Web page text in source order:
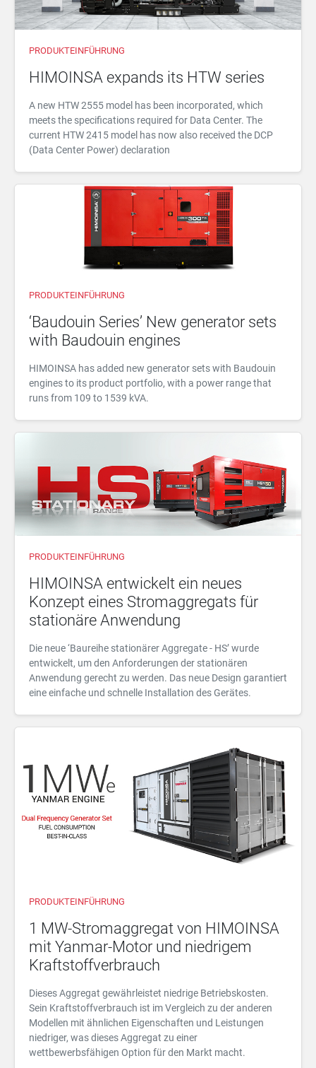
PRODUKTEINFÜHRUNG
HIMOINSA expands its HTW series
A new HTW 2555 model has been incorporated, which
meets the specifications required for Data Center. The
current HTW 2415 model has now also received the DCP
(Data Center Power) declaration
PRODUKTEINFÜHRUNG
‘Baudouin Series’ New generator sets
with Baudouin engines
HIMOINSA has added new generator sets with Baudouin
engines to its product portfolio, with a power range that
runs from 109 to 1539 kVA.
PRODUKTEINFÜHRUNG
HIMOINSA entwickelt ein neues
Konzept eines Stromaggregats für
stationäre Anwendung
Die neue ‘Baureihe stationärer Aggregate - HS’ wurde
entwickelt, um den Anforderungen der stationären
Anwendung gerecht zu werden. Das neue Design garantiert
eine einfache und schnelle Installation des Gerätes.
PRODUKTEINFÜHRUNG
1 MW-Stromaggregat von HIMOINSA
mit Yanmar-Motor und niedrigem
Kraftstoffverbrauch
Dieses Aggregat gewährleistet niedrige Betriebskosten.
Sein Kraftstoffverbrauch ist im Vergleich zu der anderen
Modellen mit ähnlichen Eigenschaften und Leistungen
niedriger, was dieses Aggregat zu einer
wettbewerbsfähigen Option für den Markt macht.